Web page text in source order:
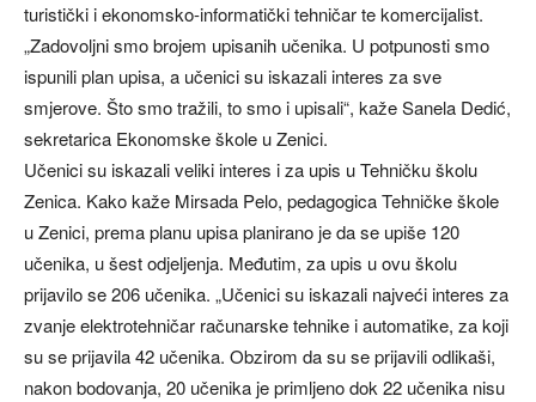
turistički i ekonomsko-informatički tehničar te komercijalist.
„Zadovoljni smo brojem upisanih učenika. U potpunosti smo
ispunili plan upisa, a učenici su iskazali interes za sve
smjerove. Što smo tražili, to smo i upisali“, kaže Sanela Dedić,
sekretarica Ekonomske škole u Zenici.
Učenici su iskazali veliki interes i za upis u Tehničku školu
Zenica. Kako kaže Mirsada Pelo, pedagogica Tehničke škole
u Zenici, prema planu upisa planirano je da se upiše 120
učenika, u šest odjeljenja. Međutim, za upis u ovu školu
prijavilo se 206 učenika. „Učenici su iskazali najveći interes za
zvanje elektrotehničar računarske tehnike i automatike, za koji
su se prijavila 42 učenika. Obzirom da su se prijavili odlikaši,
nakon bodovanja, 20 učenika je primljeno dok 22 učenika nisu